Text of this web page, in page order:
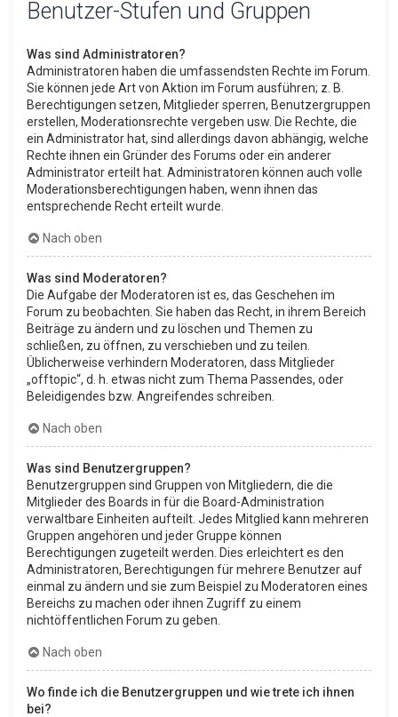
Benutzer-Stufen und Gruppen
Was sind Administratoren?
Administratoren haben die umfassendsten Rechte im Forum.
Sie können jede Art von Aktion im Forum ausführen; z. B.
Berechtigungen setzen, Mitglieder sperren, Benutzergruppen
erstellen, Moderationsrechte vergeben usw. Die Rechte, die
ein Administrator hat, sind allerdings davon abhängig, welche
Rechte ihnen ein Gründer des Forums oder ein anderer
Administrator erteilt hat. Administratoren können auch volle
Moderationsberechtigungen haben, wenn ihnen das
entsprechende Recht erteilt wurde.
Nach oben
Was sind Moderatoren?
Die Aufgabe der Moderatoren ist es, das Geschehen im
Forum zu beobachten. Sie haben das Recht, in ihrem Bereich
Beiträge zu ändern und zu löschen und Themen zu
schließen, zu öffnen, zu verschieben und zu teilen.
Üblicherweise verhindern Moderatoren, dass Mitglieder
„offtopic“, d. h. etwas nicht zum Thema Passendes, oder
Beleidigendes bzw. Angreifendes schreiben.
Nach oben
Was sind Benutzergruppen?
Benutzergruppen sind Gruppen von Mitgliedern, die die
Mitglieder des Boards in für die Board-Administration
verwaltbare Einheiten aufteilt. Jedes Mitglied kann mehreren
Gruppen angehören und jeder Gruppe können
Berechtigungen zugeteilt werden. Dies erleichtert es den
Administratoren, Berechtigungen für mehrere Benutzer auf
einmal zu ändern und sie zum Beispiel zu Moderatoren eines
Bereichs zu machen oder ihnen Zugriff zu einem
nichtöffentlichen Forum zu geben.
Nach oben
Wo finde ich die Benutzergruppen und wie trete ich ihnen
bei?